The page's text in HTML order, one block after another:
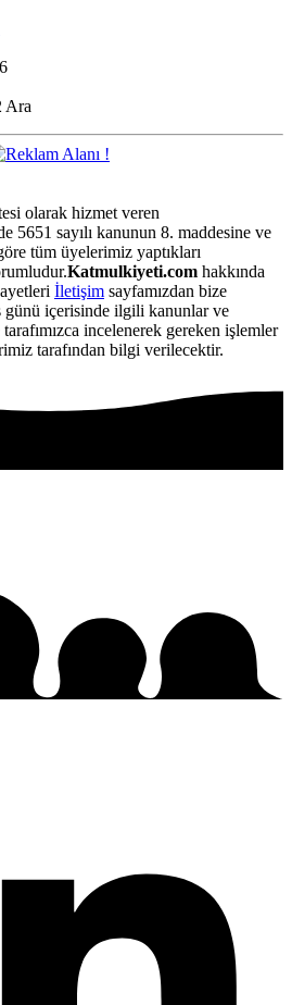
Ara
olarak hizmet veren
5651 sayılı kanunun 8. maddesine ve
tüm üyelerimiz yaptıkları
Katmulkiyeti.com hakkında
İletişim sayfamızdan bize
içerisinde ilgili kanunlar ve
incelenerek gereken işlemler
tarafından bilgi verilecektir.